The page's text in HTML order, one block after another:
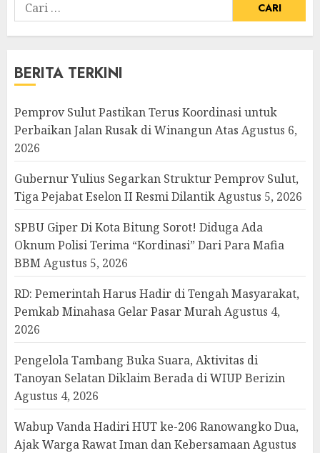
untuk:
BERITA TERKINI
Pemprov Sulut Pastikan Terus Koordinasi untuk
Perbaikan Jalan Rusak di Winangun Atas Agustus 6,
2026
Gubernur Yulius Segarkan Struktur Pemprov Sulut,
Tiga Pejabat Eselon II Resmi DilantikAgustus 5, 2026
SPBU Giper Di Kota Bitung Sorot! Diduga Ada
Oknum Polisi Terima “Kordinasi” Dari Para Mafia
BBM Agustus 5, 2026
RD: Pemerintah Harus Hadir di Tengah Masyarakat,
Pemkab Minahasa Gelar Pasar MurahAgustus 4,
2026
Pengelola Tambang Buka Suara, Aktivitas di
Tanoyan Selatan Diklaim Berada di WIUP Berizin
Agustus 4, 2026
Wabup Vanda Hadiri HUT ke-206 Ranowangko Dua,
Ajak Warga Rawat Iman dan KebersamaanAgustus